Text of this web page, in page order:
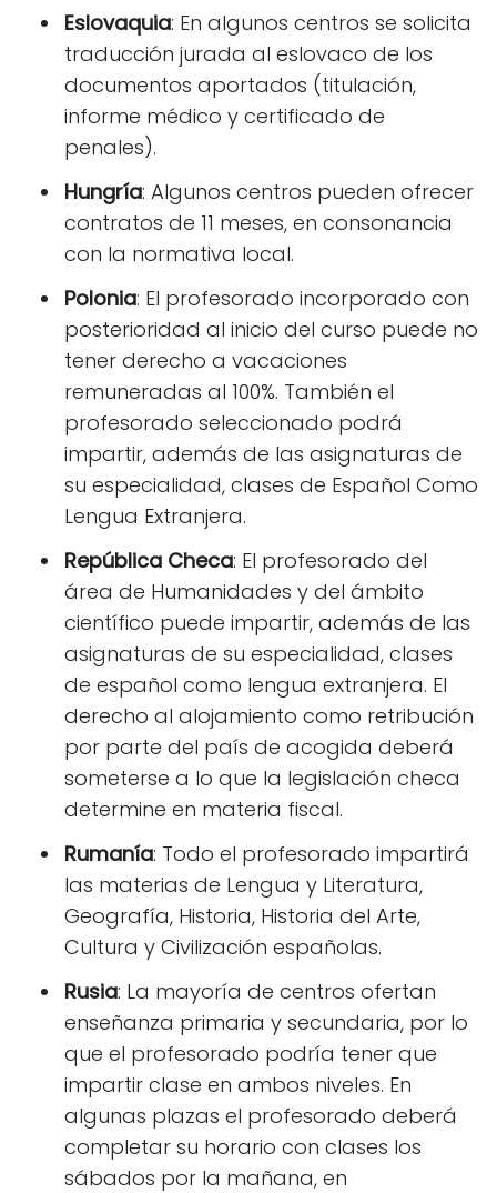
Eslovaquia: En algunos centros se solicita
traducción jurada al eslovaco de los
documentos aportados (titulación,
informe médico y certificado de
penales).
Hungría: Algunos centros pueden ofrecer
contratos de 11 meses, en consonancia
con la normativa local.
Polonia: El profesorado incorporado con
posterioridad al inicio del curso puede no
tener derecho a vacaciones
remuneradas al 100%. También el
profesorado seleccionado podrá
impartir, además de las asignaturas de
su especialidad, clases de Español Como
Lengua Extranjera.
República Checa: El profesorado del
área de Humanidades y del ámbito
científico puede impartir, además de las
asignaturas de su especialidad, clases
de español como lengua extranjera. El
derecho al alojamiento como retribución
por parte del país de acogida deberá
someterse a lo que la legislación checa
determine en materia fiscal.
Rumanía: Todo el profesorado impartirá
las materias de Lengua y Literatura,
Geografía, Historia, Historia del Arte,
Cultura y Civilización españolas.
Rusia: La mayoría de centros ofertan
enseñanza primaria y secundaria, por lo
que el profesorado podría tener que
impartir clase en ambos niveles. En
algunas plazas el profesorado deberá
completar su horario con clases los
sábados por la mañana, en